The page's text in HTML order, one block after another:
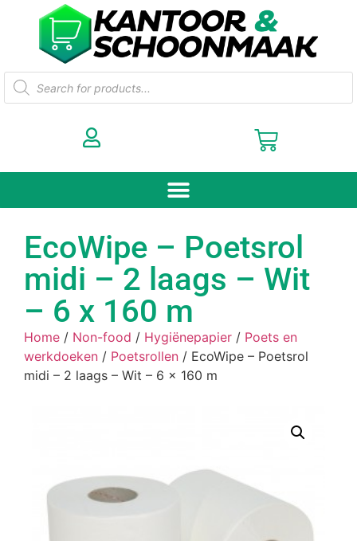
EcoWipe – Poetsrol
midi – 2 laags – Wit
– 6 x 160 m
Home / Non-food / Hygiënepapier / Poets en
werkdoeken / Poetsrollen / EcoWipe – Poetsrol
midi – 2 laags – Wit – 6 x 160 m